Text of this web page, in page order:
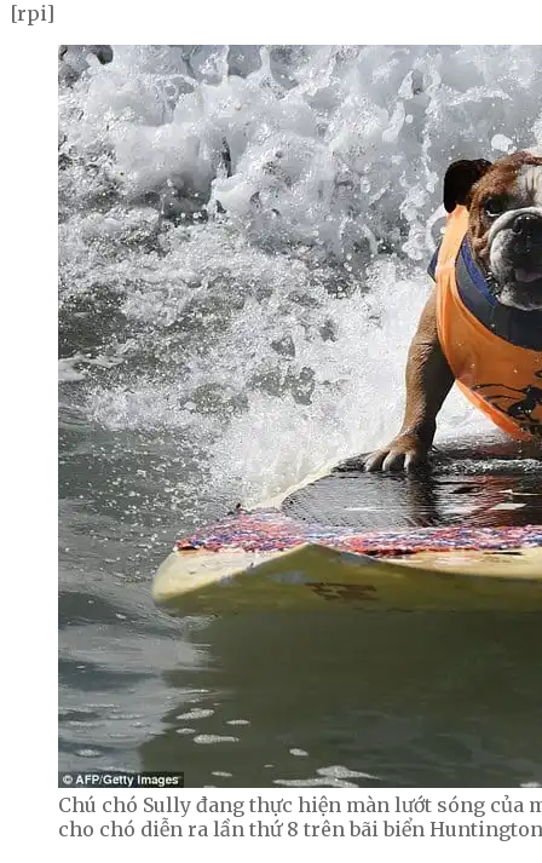
[rpi]
Chú chó Sully đang thực hiện màn lướt sóng
cho chó diễn ra lần thứ 8 trên bãi biển